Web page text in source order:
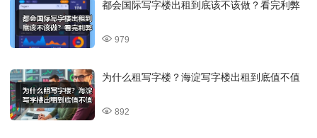
都会国际写字楼出租到底该不该做？看完利弊
979
为什么租写字楼？海淀写字楼出租到底值不值
892